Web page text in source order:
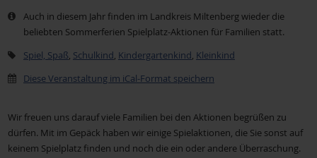
Auch in diesem Jahr finden im Landkreis Miltenberg wieder die
beliebten Sommerferien Spielplatz-Aktionen für Familien statt.
Spiel, Spaß Schulkind Kindergartenkind Kleinkind
Diese Veranstaltung im iCal-Format speichern
Wir freuen uns darauf viele Familien bei den Aktionen begrüßen zu
dürfen. Mit im Gepäck haben wir einige Spielaktionen, die Sie sonst auf
keinem Spielplatz finden und noch die ein oder andere Überraschung.